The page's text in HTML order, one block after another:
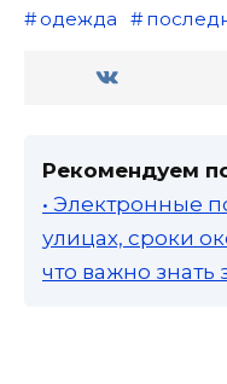
одежда
Рекомендуем
• Электронные
улицах, сроки
что важно знать